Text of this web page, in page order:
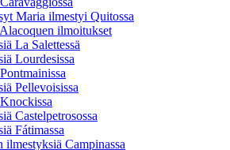
Maria ilmestyi Quitossa
ilmoitukset
La Salettessä
Lourdesissa
Pellevoisissa
Castelpetrosossa
Fátimassa
Campinassa